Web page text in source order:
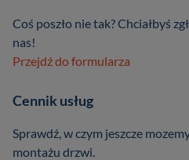
Coś poszło nie tak? Chciałbyś
nas!
Przejdź do formularza
Cennik usług
Sprawdź, w czym jeszcze
montażu drzwi.